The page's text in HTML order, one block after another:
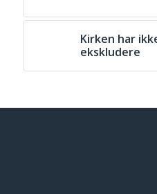
Kirken har
ekskludere